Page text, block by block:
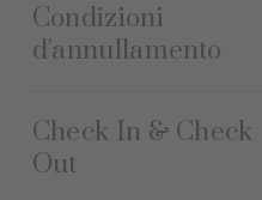
Condizioni
d'annullamento
Check In & Check
Out